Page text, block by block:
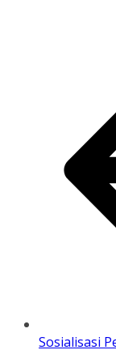
Sosialisasi